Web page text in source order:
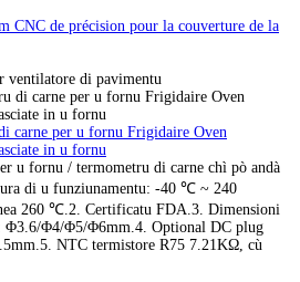
CNC de précision pour la couverture de la
carne per u fornu Frigidaire Oven
in u fornu
u fornu / termometru di carne chì pò andà
di u funziunamentu: -40 ℃ ~ 240
260 ℃.2. Certificatu FDA.3. Dimensioni
Φ3.6/Φ4/Φ5/Φ6mm.4. Optional DC plug
NTC termistore R75 7.21KΩ, cù